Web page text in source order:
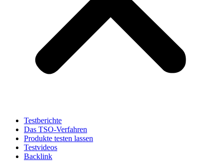
Testberichte
Das TSO-Verfahren
Produkte testen lassen
Testvideos
Backlink